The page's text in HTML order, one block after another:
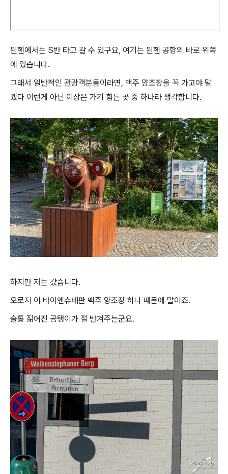
뮌헨에서는 S반 타고 갈 수 있구요, 여기는 뮌헨 공항의 바로 위쪽
에 있습니다.
그래서 일반적인 관광객분들이라면, 맥주 양조장을 꼭 가고야 말
겠다 이런게 아닌 이상은 가기 힘든 곳 중 하나라 생각합니다.
하지만 저는 갔습니다.
오로지 이 바이엔슈테판 맥주 양조장 하나 때문에 말이죠.
술통 짊어진 곰탱이가 절 반겨주는군요.